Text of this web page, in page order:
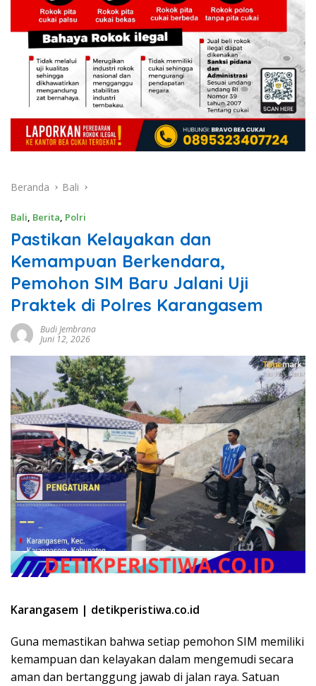
Beranda Bali
Bali, Berita, Polri
Pastikan Kelayakan dan
Kemampuan Berkendara,
Pemohon SIM Baru Jalani Uji
Praktek di Polres Karangasem
Budi Jembrana
Juni 12, 2026
Karangasem | detikperistiwa.co.id
Guna memastikan bahwa setiap pemohon SIM memiliki
kemampuan dan kelayakan dalam mengemudi secara
aman dan bertanggung jawab di jalan raya. Satuan